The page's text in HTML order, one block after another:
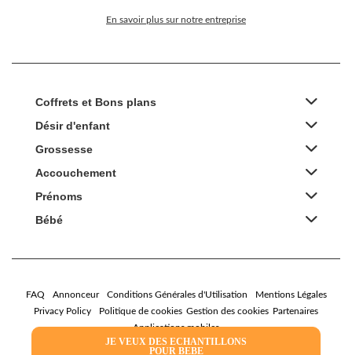
JE VEUX DES ECHANTILLONS
POUR BEBE
En savoir plus sur notre entreprise
Coffrets et Bons plans
Désir d'enfant
Grossesse
Accouchement
Prénoms
Bébé
FAQ Annonceur Conditions Générales d'Utilisation
Mentions Légales
Privacy Policy
Politique de cookies Gestion des cookies Partenaires
Applications mobiles